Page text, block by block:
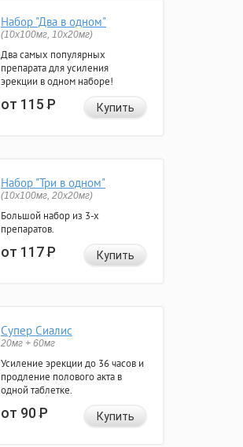
Набор "Два в одном"
(10x100мг, 10x20мг)
Два самых популярных
препарата для усиления
эрекции в одном наборе!
от 115Р Купить
Набор "Три в одном"
(10x100мг, 20x20мг)
Большой набор из 3-х
препаратов.
от 117Р Купить
Супер Сиалис
20мг + 60мг
Усиление эрекции до 36 часов и
продление полового акта в
одной таблетке.
от 90Р Купить